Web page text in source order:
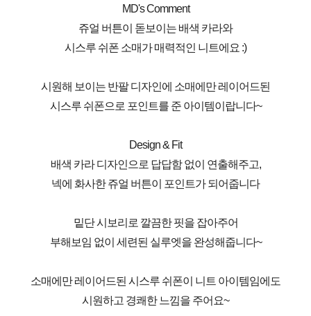
MD's Comment
쥬얼 버튼이 돋보이는 배색 카라와
시스루 쉬폰 소매가 매력적인 니트에요 :)
시원해 보이는 반팔 디자인에 소매에만 레이어드된
시스루 쉬폰으로 포인트를 준 아이템이랍니다~
Design & Fit
배색 카라 디자인으로 답답함 없이 연출해주고,
넥에 화사한 쥬얼 버튼이 포인트가 되어줍니다
밑단 시보리로 깔끔한 핏을 잡아주어
부해보임 없이 세련된 실루엣을 완성해줍니다~
소매에만 레이어드된 시스루 쉬폰이 니트 아이템임에도
시원하고 경쾌한 느낌을 주어요~